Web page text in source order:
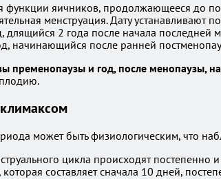
функции яичников, продолжающееся до
менструация. Дату устанавливают
длящийся 2 года после начала последней
начинающийся после ранней
пременопаузы и год, после менопаузы,
может быть физиологическим, что
цикла происходят постепенно
составляет сначала 10 дней,